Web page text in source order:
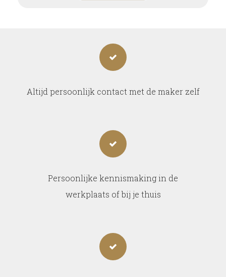
Altijd persoonlijk contact met de maker zelf
Persoonlijke kennismaking in de
werkplaats of bij je thuis